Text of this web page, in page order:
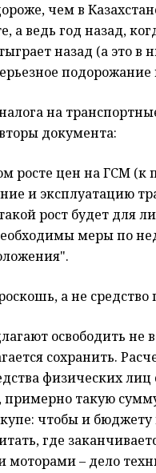
чем в
а ведь год назад,
назад (а это
на
документа:
росте цен на ГСМ (к
и эксплуатацию
рост будет для
меры по
а не
освободить
сохранить.
физических
примерно такую
чтобы и
где
– дело